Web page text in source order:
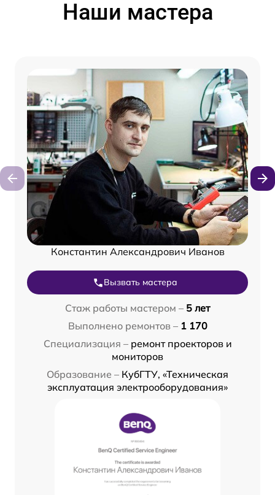
Наши мастера
Константин Александрович Иванов
Вызвать мастера
Стаж работы мастером – 5 лет
Выполнено ремонтов – 1 170
Специализация – ремонт проекторов и
мониторов
Образование – КубГТУ, «Техническая
эксплуатация электрооборудования»